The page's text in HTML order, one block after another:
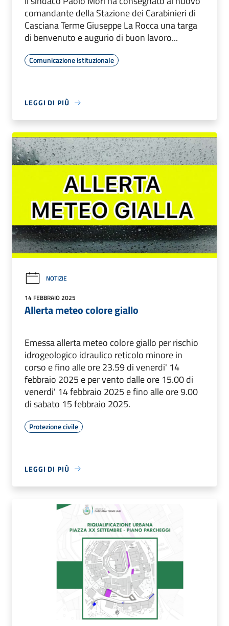
comandante della Stazione dei Carabinieri di
Casciana Terme Giuseppe La Rocca una targa
di benvenuto e augurio di buon lavoro...
Comunicazione istituzionale
LEGGI DI PIÙ
NOTIZIE
14 FEBBRAIO 2025
Allerta meteo colore giallo
Emessa allerta meteo colore giallo per rischio
idrogeologico idraulico reticolo minore in
corso e fino alle ore 23.59 di venerdi' 14
febbraio 2025 e per vento dalle ore 15.00 di
venerdi' 14 febbraio 2025 e fino alle ore 9.00
di sabato 15 febbraio 2025.
Protezione civile
LEGGI DI PIÙ